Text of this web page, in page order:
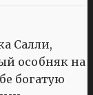
Салли,
особняк на
богатую